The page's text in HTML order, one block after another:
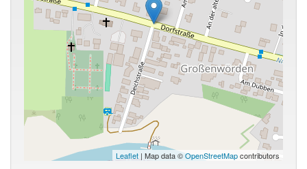
Leaflet | Map data ©OpenStreetMapcontributors